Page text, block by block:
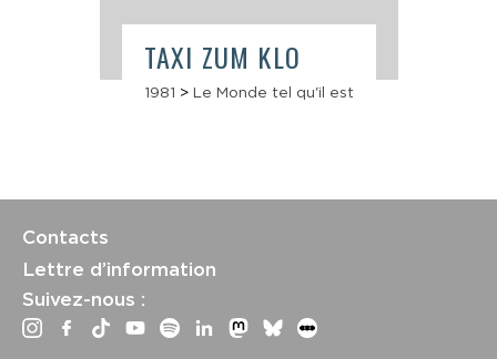
TAXI ZUM KLO
1981 > Le Monde tel qu'il est
Contacts
Lettre d’information
Suivez-nous :